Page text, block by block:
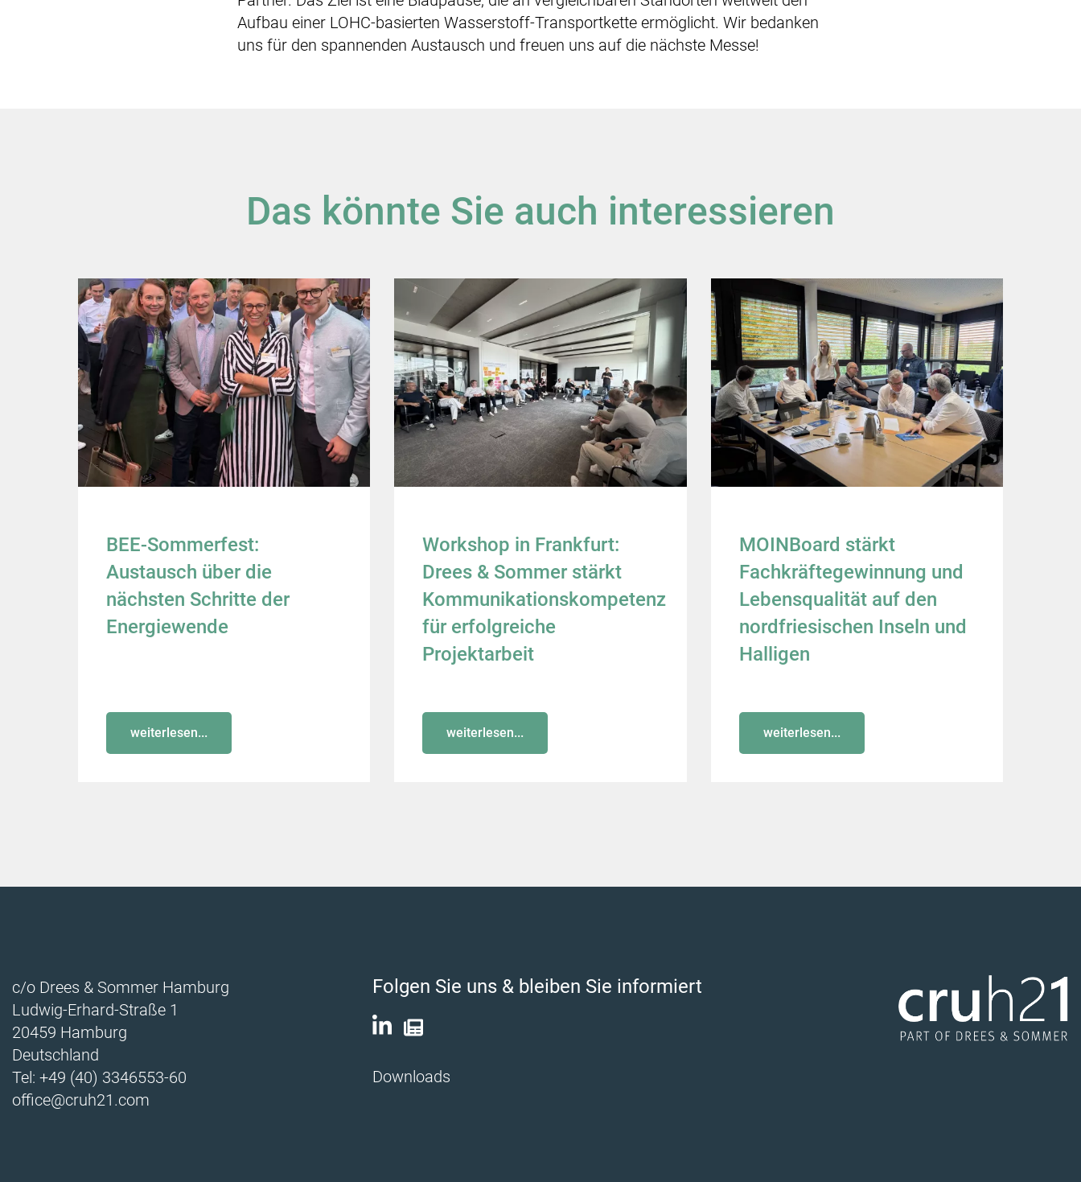
Aufbau einer LOHC-basierten Wasserstoff-Transportkette ermöglicht. Wir bedanken
uns für den spannenden Austausch und freuen uns auf die nächste Messe!
Das könnte Sie auch interessieren
BEE-Sommerfest:
Austausch über die
nächsten Schritte der
Energiewende
weiterlesen...
Workshop in Frankfurt:
Drees & Sommer stärkt
Kommunikationskompetenz
für erfolgreiche
Projektarbeit
weiterlesen...
MOINBoard stärkt
Fachkräftegewinnung und
Lebensqualität auf den
nordfriesischen Inseln und
Halligen
weiterlesen...
c/o Drees & Sommer Hamburg
Ludwig-Erhard-Straße 1
20459 Hamburg
Deutschland
Tel: +49 (40) 3346553-60
office@cruh21.com
Folgen Sie uns & bleiben Sie informiert
Downloads